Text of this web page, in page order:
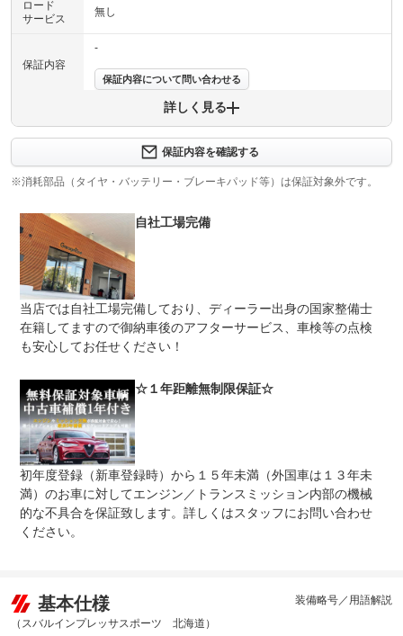
ロード
サービス
無し
保証内容
-
保証内容について問い合わせる
上限金額
免責金
保証修理
受付先
-
法定整備
整備付 法定12ヶ月または法定24ヶ月点検整備付
※車検なし・車検整備付の場合は法定24ヶ月点検整備付
※商用車は6ヶ月または12ヶ月点検整備付
法定整備
詳しく見る
保証内容を確認する
※消耗部品（タイヤ・バッテリー・ブレーキパッド等）は保証対象外です。
自社工場完備
当店では自社工場完備しており、ディーラー出身の国家整備士
在籍してますので御納車後のアフターサービス、車検等の点検
も安心してお任せください！
☆１年距離無制限保証☆
初年度登録（新車登録時）から１５年未満（外国車は１３年未
満）のお車に対してエンジン／トランスミッション内部の機械
的な不具合を保証致します。詳しくはスタッフにお問い合わせ
ください。
基本仕様
（スバルインプレッサスポーツ 北海道）
装備略号／用語解説